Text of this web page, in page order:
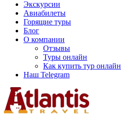
Экскурсии
Авиабилеты
Горящие туры
Блог
О компании
Отзывы
Туры онлайн
Как купить тур онлайн
Наш Telegram